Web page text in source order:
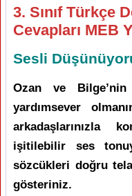
3. Sınıf Türkçe
Cevapları MEB
Sesli
Ozan ve Bilge’nin
yardımsever
arkadaşlarınızla
işitilebilir ses
sözcükleri doğru
gösteriniz.